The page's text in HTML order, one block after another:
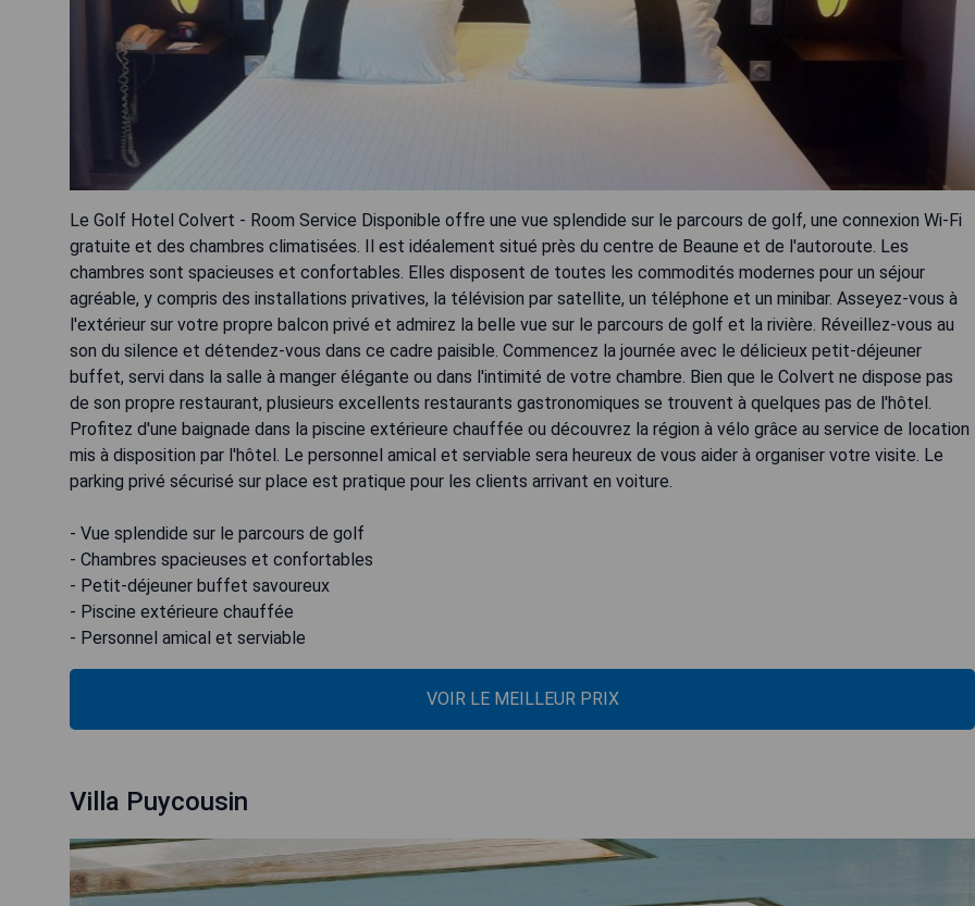
Le Golf Hotel Colvert - Room Service Disponible offre une vue splendide sur le parcours de golf, une connexion Wi-Fi
gratuite et des chambres climatisées. Il est idéalement situé près du centre de Beaune et de l'autoroute. Les
chambres sont spacieuses et confortables. Elles disposent de toutes les commodités modernes pour un séjour
agréable, y compris des installations privatives, la télévision par satellite, un téléphone et un minibar. Asseyez-vous à
l'extérieur sur votre propre balcon privé et admirez la belle vue sur le parcours de golf et la rivière. Réveillez-vous au
son du silence et détendez-vous dans ce cadre paisible. Commencez la journée avec le délicieux petit-déjeuner
buffet, servi dans la salle à manger élégante ou dans l'intimité de votre chambre. Bien que le Colvert ne dispose pas
de son propre restaurant, plusieurs excellents restaurants gastronomiques se trouvent à quelques pas de l'hôtel.
Profitez d'une baignade dans la piscine extérieure chauffée ou découvrez la région à vélo grâce au service de location
mis à disposition par l'hôtel. Le personnel amical et serviable sera heureux de vous aider à organiser votre visite. Le
parking privé sécurisé sur place est pratique pour les clients arrivant en voiture.
- Vue splendide sur le parcours de golf
- Chambres spacieuses et confortables
- Petit-déjeuner buffet savoureux
- Piscine extérieure chauffée
- Personnel amical et serviable
VOIR LE MEILLEUR PRIX
Villa Puycousin